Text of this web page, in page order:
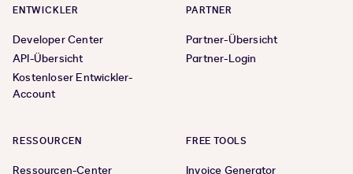
ENTWICKLER
Developer Center
API-Übersicht
Kostenloser Entwickler-
Account
PARTNER
Partner-Übersicht
Partner-Login
RESSOURCEN
Ressourcen-Center
FREE TOOLS
Invoice Generator